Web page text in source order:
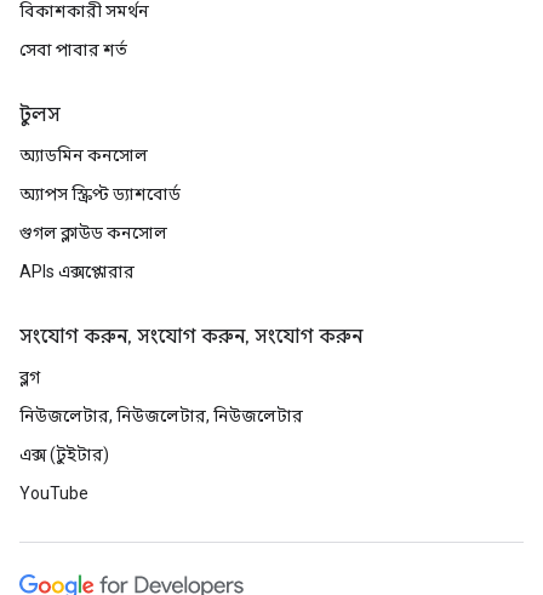
বিকাশকারী সমর্থন
সেবা পাবার শর্ত
টুলস
অ্যাডমিন কনসোল
অ্যাপস স্ক্রিপ্ট ড্যাশবোর্ড
গুগল ক্লাউড কনসোল
APIs এক্সপ্লোরার
সংযোগ করুন, সংযোগ করুন, সংযোগ করুন
ব্লগ
নিউজলেটার, নিউজলেটার, নিউজলেটার
এক্স (টুইটার)
YouTube